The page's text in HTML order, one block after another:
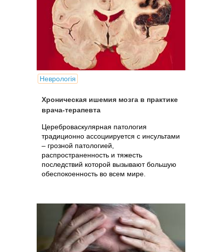
Неврологія
Хроническая ишемия мозга в практике
врача-терапевта
Цереброваскулярная патология
традиционно ассоциируется с инсультами
– грозной патологией,
распространенность и тяжесть
последствий которой вызывают большую
обеспокоенность во всем мире.